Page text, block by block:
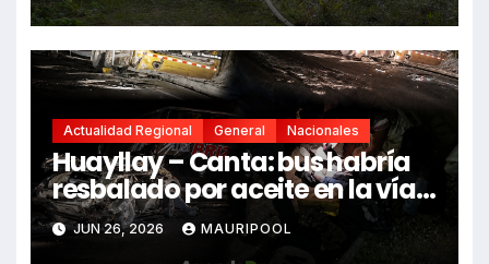
Actualidad Regional General Nacionales
Huayllay – Canta: bus habría
resbalado por aceite en la vía e
impactó auto siniestrado
dejando dos fallecidos
JUN 26, 2026 MAURIPOOL